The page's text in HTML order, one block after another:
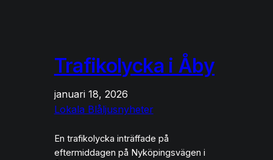
Trafikolycka i Åby
januari 18, 2026
Lokala Blåljusnyheter
En trafikolycka inträffade på
eftermiddagen på Nyköpingsvägen i